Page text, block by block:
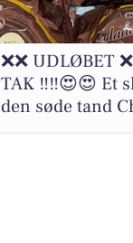
❌❌ UDLØBET
TAK ‼️‼️😍😍 Et
den søde tand